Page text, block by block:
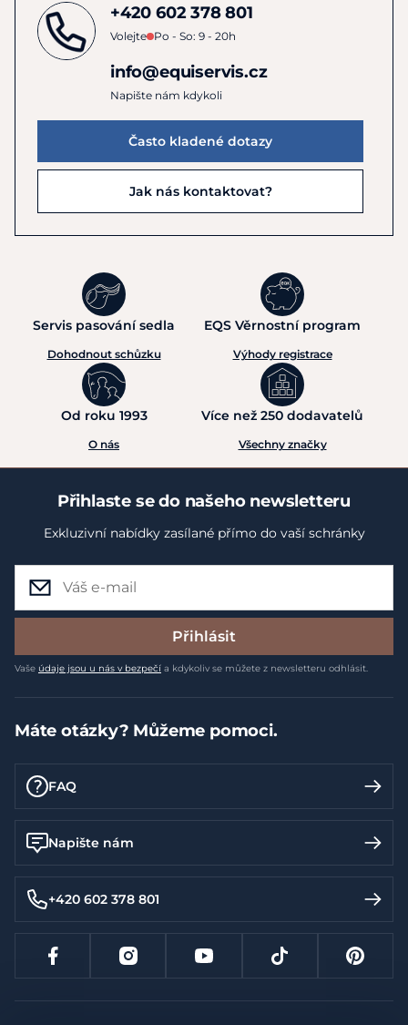
+420 602 378 801
Volejte Po - So: 9 - 20h
info@equiservis.cz
Napište nám kdykoli
Často kladené dotazy
Jak nás kontaktovat?
Servis pasování sedla
Dohodnout schůzku
EQS Věrnostní program
Výhody registrace
Od roku 1993
O nás
Více než 250 dodavatelů
Všechny značky
Přihlaste se do našeho newsletteru
Exkluzivní nabídky zasílané přímo do vaší schránky
Přihlásit
Vaše údaje jsou u nás v bezpečí a kdykoliv se můžete z newsletteru odhlásit.
Máte otázky? Můžeme pomoci.
FAQ
Napište nám
+420 602 378 801